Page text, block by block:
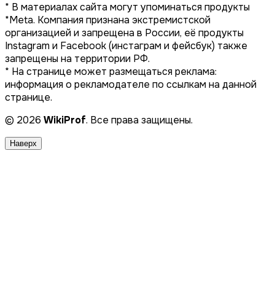
* В материалах сайта могут упоминаться продукты
*Meta. Компания признана экстремистской
организацией и запрещена в России, её продукты
Instagram и Facebook (инстаграм и фейсбук) также
запрещены на территории РФ.
* На странице может размещаться реклама:
информация о рекламодателе по ссылкам на данной
странице.
© 2026 WikiProf. Все права защищены.
Наверх